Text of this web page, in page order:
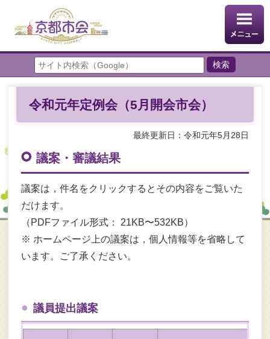
令和元年定例会（5月開会市会）
最終更新日：令和元年5月28日
議案・審議結果
議案は，件名をクリックするとその内容をご覧いた
だけます。
（PDFファイル形式： 21KB〜532KB）
※ ホームページ上の議案は，個人情報等を省略して
います。ご了承ください。
議員提出議案